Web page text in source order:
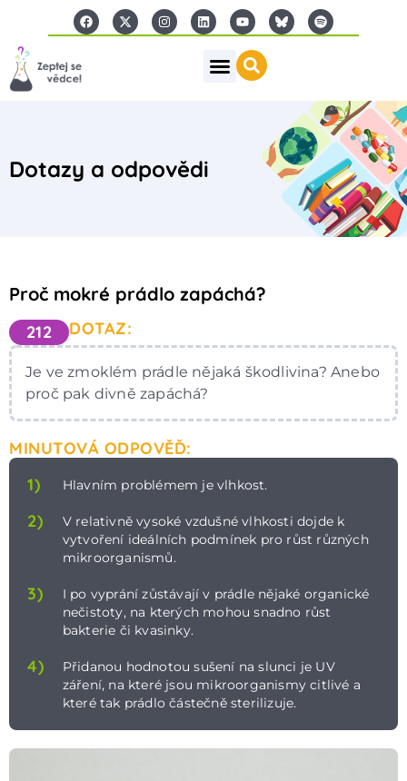
Dotazy a odpovědi
Proč mokré prádlo zapáchá?
212 DOTAZ:
Je ve zmoklém prádle nějaká škodlivina? Anebo
proč pak divně zapáchá?
MINUTOVÁ ODPOVĚĎ:
1)
Hlavním problémem je vlhkost.
2)
V relativně vysoké vzdušné vlhkosti dojde k
vytvoření ideálních podmínek pro růst různých
mikroorganismů.
3)
I po vyprání zůstávají v prádle nějaké organické
nečistoty, na kterých mohou snadno růst
bakterie či kvasinky.
4)
Přidanou hodnotou sušení na slunci je UV
záření, na které jsou mikroorganismy citlivé a
které tak prádlo částečně sterilizuje.